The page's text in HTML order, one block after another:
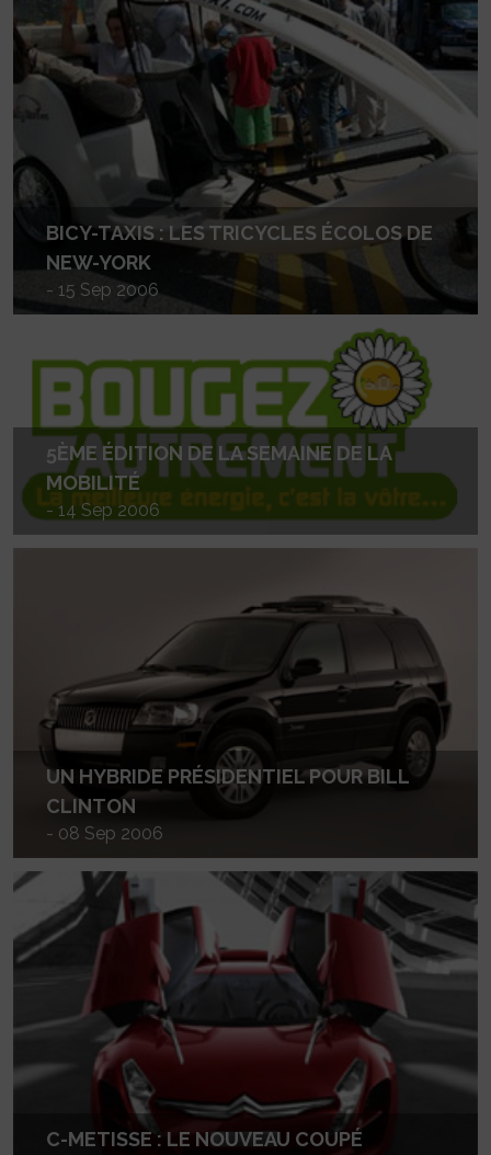
BICY-TAXIS : LES TRICYCLES ÉCOLOS DE
NEW-YORK
- 15 Sep 2006
5ÈME ÉDITION DE LA SEMAINE DE LA
MOBILITÉ
- 14 Sep 2006
UN HYBRIDE PRÉSIDENTIEL POUR BILL
CLINTON
- 08 Sep 2006
C-METISSE : LE NOUVEAU COUPÉ